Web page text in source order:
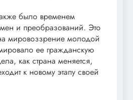
было временем
и преобразований. Это
мировоззрение молодой
ее гражданскую
как страна меняется,
к новому этапу своей